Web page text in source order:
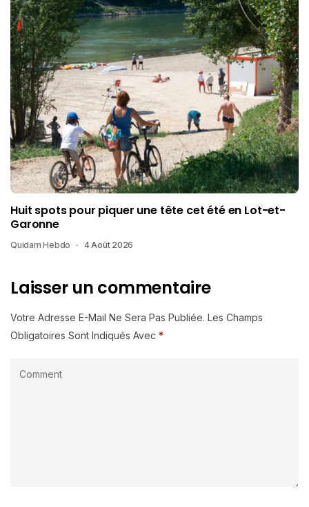
Huit spots pour piquer une tête cet été en Lot-et-
Garonne
Quidam Hebdo 4 Août 2026
Laisser un commentaire
Votre Adresse E-Mail Ne Sera Pas Publiée. Les Champs
Obligatoires Sont Indiqués Avec *